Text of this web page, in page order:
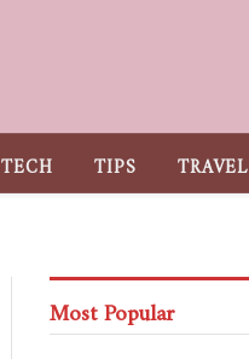
TECH TIPS TRAVEL
Most Popular